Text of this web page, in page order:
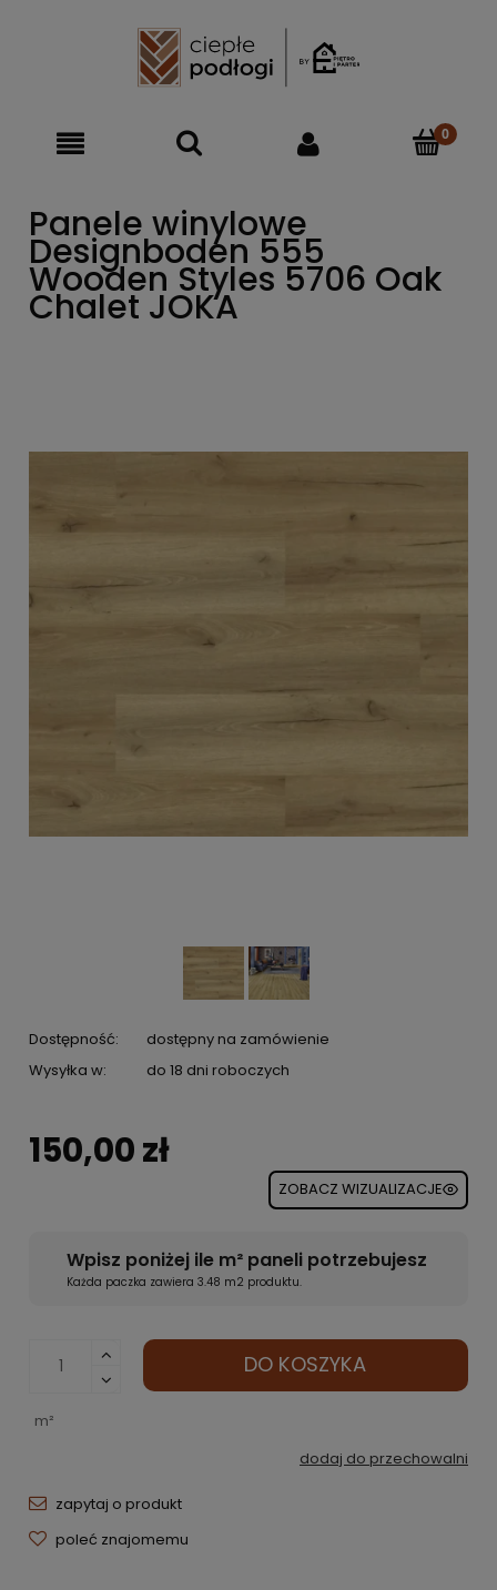
Panele winylowe
Designboden 555
Wooden Styles 5706 Oak
Chalet JOKA
Dostępność:
dostępny na zamówienie
Wysyłka w:
do 18 dni roboczych
150,00 zł
ZOBACZ WIZUALIZACJE
Wpisz poniżej ile m² paneli potrzebujesz
Każda paczka zawiera 3.48 m2 produktu.
m²
DO KOSZYKA
dodaj do przechowalni
zapytaj o produkt
poleć znajomemu